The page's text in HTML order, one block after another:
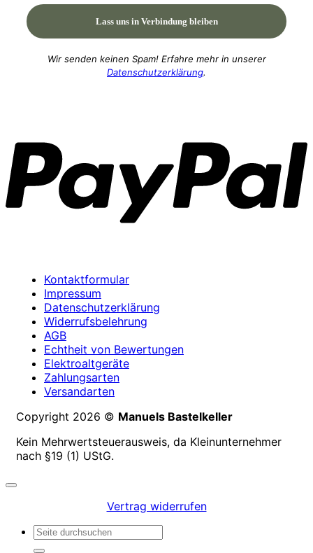
Wir senden keinen Spam! Erfahre mehr in unserer
Datenschutzerklärung.
Kontaktformular
Impressum
Datenschutzerklärung
Widerrufsbelehrung
AGB
Echtheit von Bewertungen
Elektroaltgeräte
Zahlungsarten
Versandarten
Copyright 2026 © Manuels Bastelkeller
Kein Mehrwertsteuerausweis, da Kleinunternehmer
nach §19 (1) UStG.
Vertrag widerrufen
Suchen